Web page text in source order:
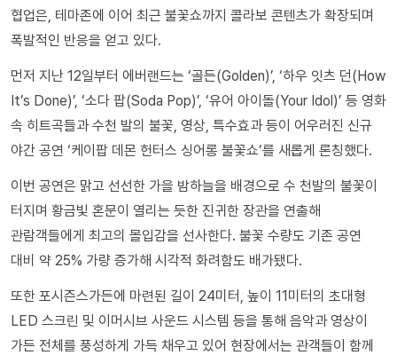
협업은, 테마존에 이어 최근 불꽃쇼까지 콜라보 콘텐츠가 확장되며
폭발적인 반응을 얻고 있다.
먼저 지난 12일부터 에버랜드는 ‘골든(Golden)’, ‘하우 잇츠 던(How
It’s Done)’, ‘소다 팝(Soda Pop)’, ‘유어 아이돌(Your Idol)’ 등 영화
속 히트곡들과 수천 발의 불꽃, 영상, 특수효과 등이 어우러진 신규
야간 공연 ‘케이팝 데몬 헌터스 싱어롱 불꽃쇼’를 새롭게 론칭했다.
이번 공연은 맑고 선선한 가을 밤하늘을 배경으로 수 천발의 불꽃이
터지며 황금빛 혼문이 열리는 듯한 진귀한 장관을 연출해
관람객들에게 최고의 몰입감을 선사한다. 불꽃 수량도 기존 공연
대비 약 25% 가량 증가해 시각적 화려함도 배가됐다.
또한 포시즌스가든에 마련된 길이 24미터, 높이 11미터의 초대형
LED 스크린 및 이머시브 사운드 시스템 등을 통해 음악과 영상이
가든 전체를 풍성하게 가득 채우고 있어 현장에서는 관객들이 함께